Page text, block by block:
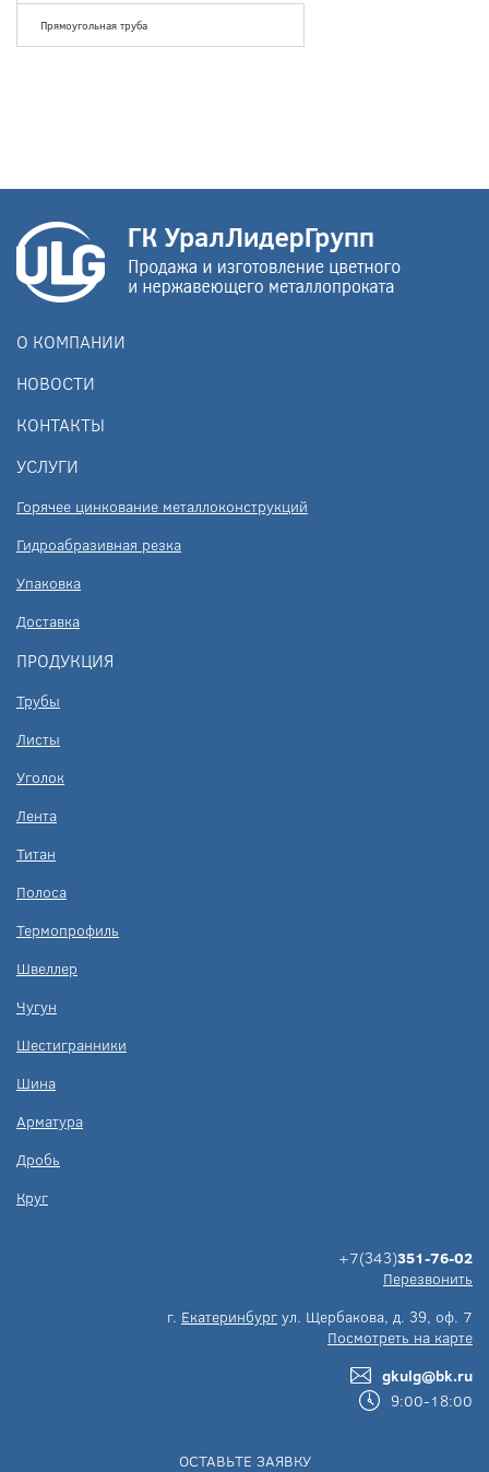
Прямоугольная труба
О КОМПАНИИ
НОВОСТИ
КОНТАКТЫ
УСЛУГИ
Горячее цинкование металлоконструкций
Гидроабразивная резка
Упаковка
Доставка
ПРОДУКЦИЯ
Трубы
Листы
Уголок
Лента
Титан
Полоса
Термопрофиль
Швеллер
Чугун
Шестигранники
Шина
Арматура
Дробь
Круг
+7(343)351-76-02
Перезвонить
г. Екатеринбург ул. Щербакова, д. 39, оф. 7
Посмотреть на карте
gkulg@bk.ru
9:00-18:00
ОСТАВЬТЕ ЗАЯВКУ